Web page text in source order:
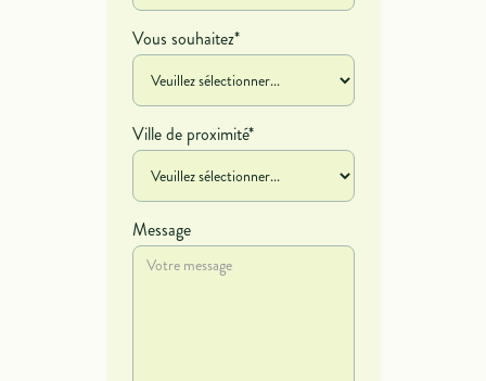
Vous souhaitez*
Ville de proximité*
Message